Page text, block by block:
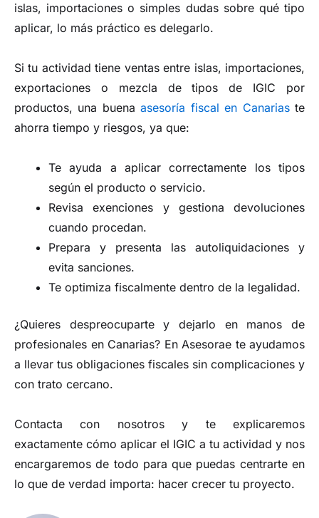
islas, importaciones o simples dudas sobre qué tipo
aplicar, lo más práctico es delegarlo.
Si tu actividad tiene ventas entre islas, importaciones,
exportaciones o mezcla de tipos de IGIC por
productos, una buenaasesoría fiscal en Canariaste
ahorra tiempo y riesgos, ya que:
Te ayuda a aplicar correctamente los tipos
según el producto o servicio.
Revisa exenciones y gestiona devoluciones
cuando procedan.
Prepara y presenta las autoliquidaciones y
evita sanciones.
Te optimiza fiscalmente dentro de la legalidad.
¿Quieres despreocuparte y dejarlo en manos de
profesionales en Canarias? En Asesorae te ayudamos
a llevar tus obligaciones fiscales sin complicaciones y
con trato cercano.
Contacta con nosotros y te explicaremos
exactamente cómo aplicar el IGIC a tu actividad y nos
encargaremos de todo para que puedas centrarte en
lo que de verdad importa: hacer crecer tu proyecto.